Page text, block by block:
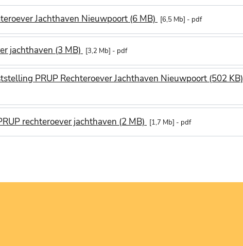
Jachthaven Nieuwpoort (6 MB) 6,5 Mb pdf
jachthaven (3 MB) 3,2 Mb pdf
PRUP Rechteroever Jachthaven Nieuwpoort (502 KB)
rechteroever jachthaven (2 MB) 1,7 Mb pdf